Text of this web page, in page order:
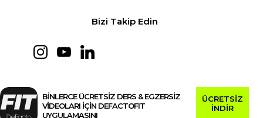
Bizi Takip Edin
BİNLERCE ÜCRETSİZ DERS & EGZERSİZ
VİDEOLARI İÇİN DEFACTOFIT
UYGULAMASINI
ÜCRETSİZ
İNDİR